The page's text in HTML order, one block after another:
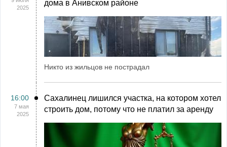
2025
дома в Анивском районе
Никто из жильцов не пострадал
16:00
7 мая
2025
Сахалинец лишился участка, на котором хотел
строить дом, потому что не платил за аренду